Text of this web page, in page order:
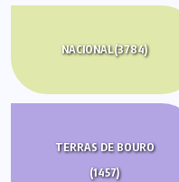
NACIONAL(3784)
TERRAS DE BOURO
(1457)